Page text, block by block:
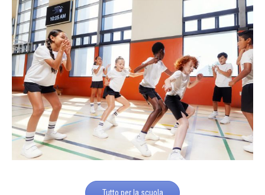
Tutto per la scuola